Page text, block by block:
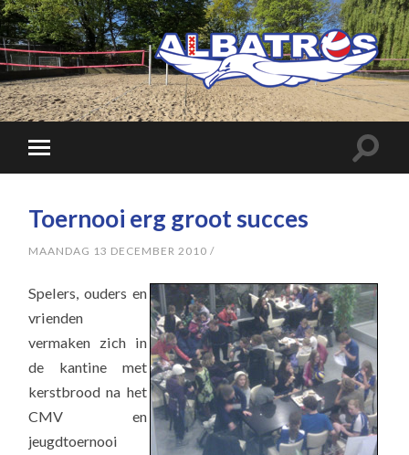
Toernooi erg groot succes
MAANDAG 13 DECEMBER 2010 /
Spelers, ouders en
vrienden
vermaken zich in
de kantine met
kerstbrood na het
CMV en
jeugdtoernooi